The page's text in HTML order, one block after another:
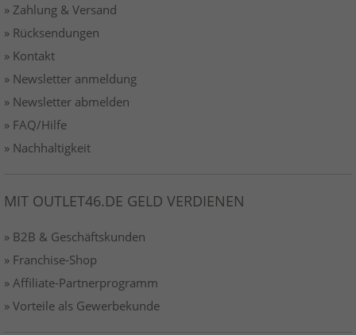
» Zahlung & Versand
» Rücksendungen
» Kontakt
» Newsletter anmeldung
» Newsletter abmelden
» FAQ/Hilfe
» Nachhaltigkeit
MIT OUTLET46.DE GELD VERDIENEN
» B2B & Geschäftskunden
» Franchise-Shop
» Affiliate-Partnerprogramm
» Vorteile als Gewerbekunde